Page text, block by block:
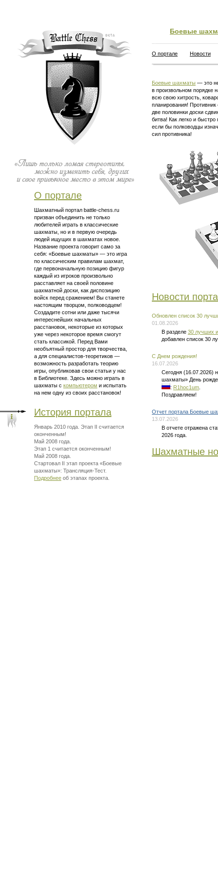
О портале
Шахматный портал battle-chess.ru
призван объединить не только
любителей играть в классические
шахматы, но и в первую очередь
людей ищущих в шахматах новое.
Название проекта говорит само за
себя: «Боевые шахматы» — это игра
по классическим правилам шахмат,
где первоначальную позицию фигур
каждый из игроков произвольно
расставляет на своей половине
шахматной доски, как диспозицию
войск перед сражением! Вы станете
настоящим творцом, полководцем!
Создадите сотни или даже тысячи
интереснейших начальных
расстановок, некоторые из которых
уже через некоторое время смогут
стать классикой. Перед Вами
необъятный простор для творчества,
а для специалистов-теоретиков —
возможность разработать теорию
игры, опубликовав свои статьи у нас
в Библиотеке. Здесь можно играть в
шахматы с компьютером и испытать
на нем одну из своих расстановок!
История портала
Январь 2010 года. Этап II считается
оконченным!
Май 2008 года.
Этап 1 считается оконченным!
Май 2008 года.
Стартовал II этап проекта «Боевые
шахматы»: Трансляция-Тест.
Подробнее об этапах проекта.
Боевые
О портале Новости
Боевые шахматы — это
в произвольном порядке
всю свою хитрость,
планирования!
две половинки доски
битва! Как легко и
если бы полководцы
сил противника!
Новости
Обновлен список 30
01.08.2026
В разделе 30 лучших
добавлен список 30
C Днем рождения!
16.07.2026
Сегодня (16.07.2026)
шахматы» День
: R1hoc1um
Поздравляем!
Отчет портала Боевые
13.07.2026
В отчете отражена
2026 года.
Шахматные